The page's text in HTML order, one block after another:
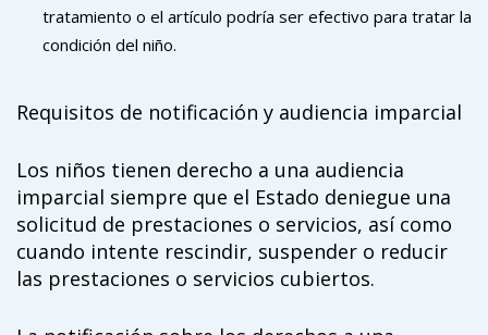
tratamiento o el artículo podría ser efectivo para tratar la
condición del niño.
Requisitos de notificación y audiencia imparcial
Los niños tienen derecho a una audiencia
imparcial siempre que el Estado deniegue una
solicitud de prestaciones o servicios, así como
cuando intente rescindir, suspender o reducir
las prestaciones o servicios cubiertos.